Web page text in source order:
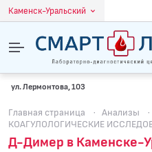
Каменск-Уральский
ул. Лермонтова, 103
Главная страница · Анализы
·
КОАГУЛОЛОГИЧЕСКИЕ
Д-Димер в Каменске-